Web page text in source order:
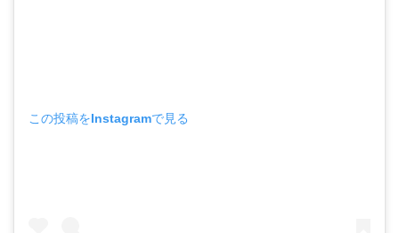
この投稿をInstagramで見る